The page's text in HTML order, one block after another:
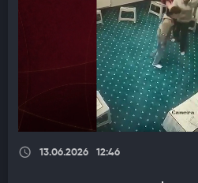
13.06.2026 12:46